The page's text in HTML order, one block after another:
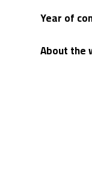
Year of
About the